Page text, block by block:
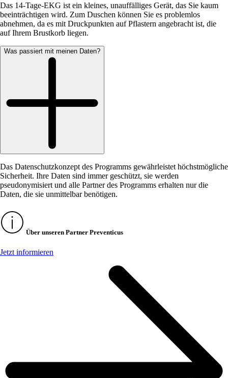
Das 14-Tage-EKG ist ein kleines, unauffälliges Gerät, das Sie kaum
beeinträchtigen wird. Zum Duschen können Sie es problemlos
abnehmen, da es mit Druckpunkten auf Pflastern angebracht ist, die
auf Ihrem Brustkorb liegen.
Was passiert mit meinen Daten?
Das Datenschutzkonzept des Programms gewährleistet höchstmögliche
Sicherheit. Ihre Daten sind immer geschützt, sie werden
pseudonymisiert und alle Partner des Programms erhalten nur die
Daten, die sie unmittelbar benötigen.
Über unseren Partner Preventicus
Jetzt informieren